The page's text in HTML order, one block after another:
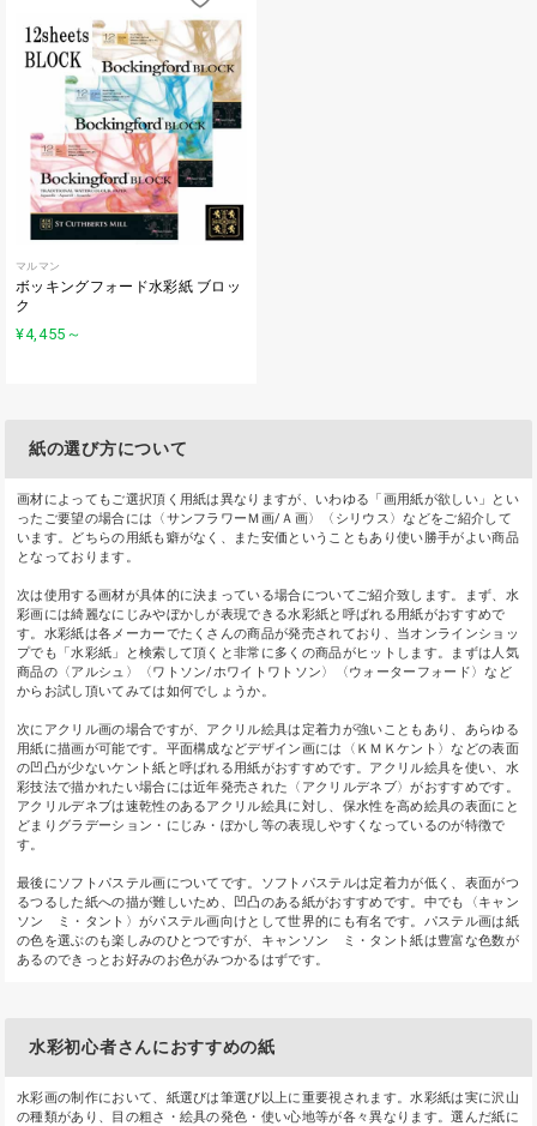
マルマン
ボッキングフォード水彩紙 ブロッ
ク
¥4,455 ～
紙の選び方について
画材によってもご選択頂く用紙は異なりますが、いわゆる「画用紙が欲しい」とい
ったご要望の場合には〈サンフラワーＭ画/Ａ画〉〈シリウス〉などをご紹介して
います。どちらの用紙も癖がなく、また安価ということもあり使い勝手がよい商品
となっております。
次は使用する画材が具体的に決まっている場合についてご紹介致します。まず、水
彩画には綺麗なにじみやぼかしが表現できる水彩紙と呼ばれる用紙がおすすめで
す。水彩紙は各メーカーでたくさんの商品が発売されており、当オンラインショッ
プでも「水彩紙」と検索して頂くと非常に多くの商品がヒットします。まずは人気
商品の〈アルシュ〉〈ワトソン/ホワイトワトソン〉〈ウォーターフォード〉など
からお試し頂いてみては如何でしょうか。
次にアクリル画の場合ですが、アクリル絵具は定着力が強いこともあり、あらゆる
用紙に描画が可能です。平面構成などデザイン画には〈ＫＭＫケント〉などの表面
の凹凸が少ないケント紙と呼ばれる用紙がおすすめです。アクリル絵具を使い、水
彩技法で描かれたい場合には近年発売された〈アクリルデネブ〉がおすすめです。
アクリルデネブは速乾性のあるアクリル絵具に対し、保水性を高め絵具の表面にと
どまりグラデーション・にじみ・ぼかし等の表現しやすくなっているのが特徴で
す。
最後にソフトパステル画についてです。ソフトパステルは定着力が低く、表面がつ
るつるした紙への描が難しいため、凹凸のある紙がおすすめです。中でも〈キャン
ソン ミ・タント〉がパステル画向けとして世界的にも有名です。パステル画は紙
の色を選ぶのも楽しみのひとつですが、キャンソン ミ・タント紙は豊富な色数が
あるのできっとお好みのお色がみつかるはずです。
水彩初心者さんにおすすめの紙
水彩画の制作において、紙選びは筆選び以上に重要視されます。水彩紙は実に沢山
の種類があり、目の粗さ・絵具の発色・使い心地等が各々異なります。選んだ紙に